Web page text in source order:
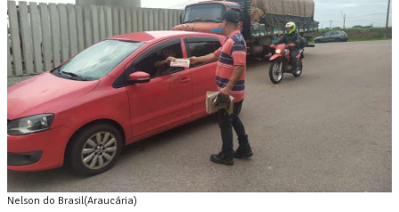
Nelson do Brasil(Araucária)